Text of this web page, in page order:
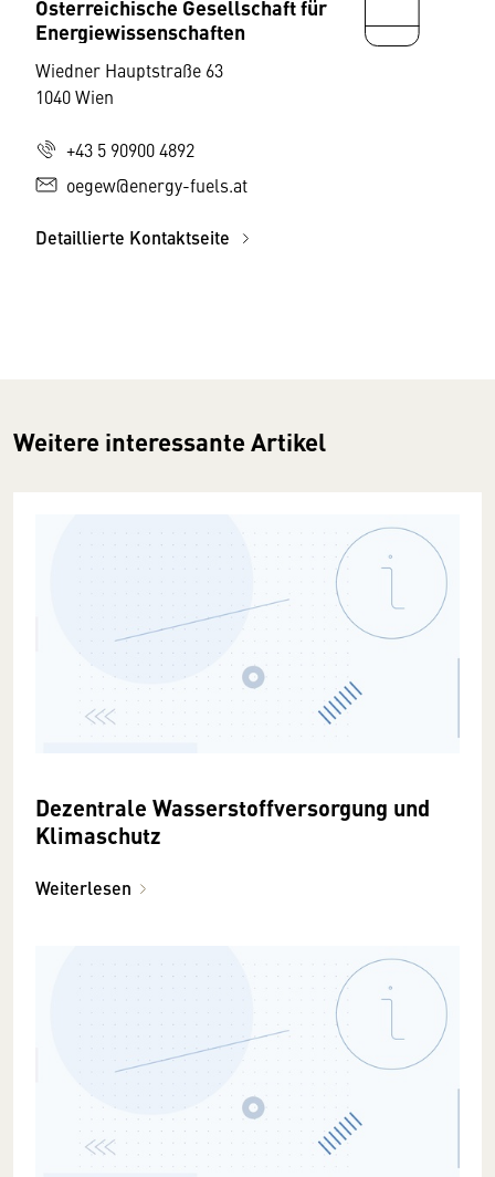
Österreichische Gesellschaft für
Energiewissenschaften
Wiedner Hauptstraße 63
1040 Wien
+43 5 90900 4892
oegew@energy-fuels.at
Detaillierte Kontaktseite
Weitere interessante Artikel
Dezentrale Wasserstoffversorgung und
Klimaschutz
Weiterlesen